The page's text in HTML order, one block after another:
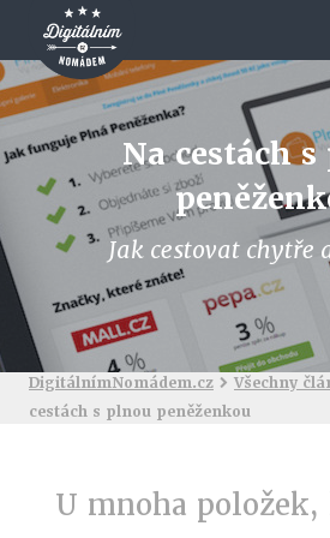
Na cestách
Jak cestovat chytře
DigitálnímNomádem.cz Všechny
cestách s plnou peněženkou
U mnoha položek,